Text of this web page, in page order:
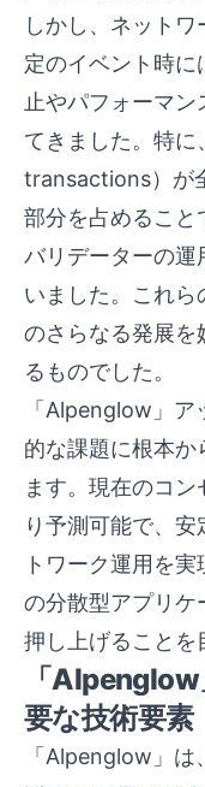
しかし、ネット
定のイベント時
止やパフォーマ
てきました。特
transactions）が
部分を占めること
バリデーターの運
いました。これ
のさらなる発展を
るものでした。
「Alpenglow」
的な課題に根本
ます。現在のコ
り予測可能で、
トワーク運用を
の分散型アプリケ
押し上げることを
「
要な技術要素
「Alpenglow」